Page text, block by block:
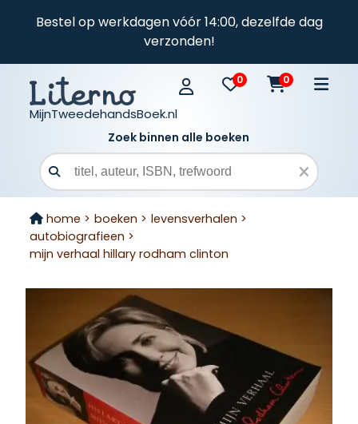
Bestel op werkdagen vóór 14:00, dezelfde dag
verzonden!
MijnTweedehandsBoek.nl
0 0
Zoek binnen alle boeken
Zoekveld
home > boeken > levensverhalen >
autobiografieen >
mijn verhaal hillary rodham clinton